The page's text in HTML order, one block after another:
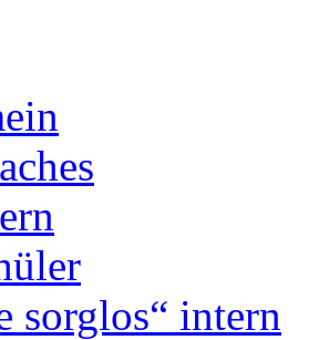
sorglos“ intern